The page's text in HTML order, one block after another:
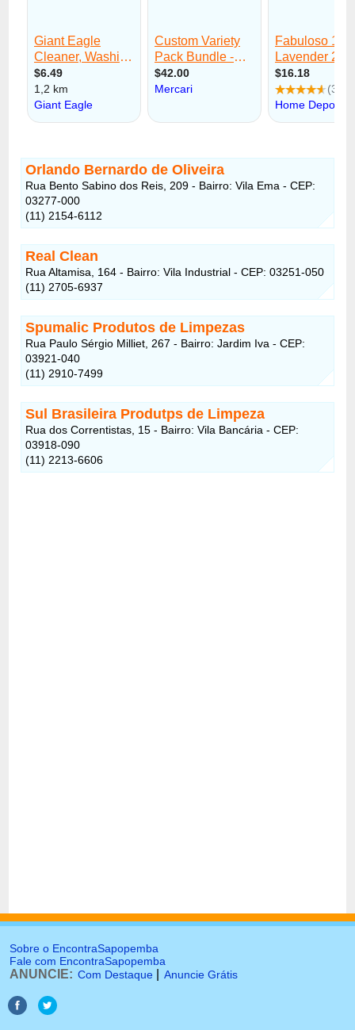
Orlando Bernardo de Oliveira
Rua Bento Sabino dos Reis, 209 - Bairro: Vila Ema - CEP:
03277-000
(11) 2154-6112
Real Clean
Rua Altamisa, 164 - Bairro: Vila Industrial - CEP: 03251-050
(11) 2705-6937
Spumalic Produtos de Limpezas
Rua Paulo Sérgio Milliet, 267 - Bairro: Jardim Iva - CEP:
03921-040
(11) 2910-7499
Sul Brasileira Produtps de Limpeza
Rua dos Correntistas, 15 - Bairro: Vila Bancária - CEP:
03918-090
(11) 2213-6606
Sobre o EncontraSapopemba
Fale com EncontraSapopemba
ANUNCIE: Com Destaque Anuncie Grátis